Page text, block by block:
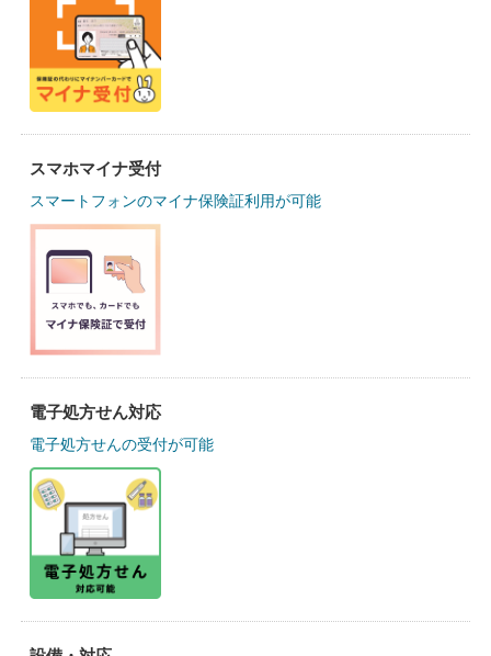
スマホマイナ受付
スマートフォンのマイナ保険証利用が可能
電子処方せん対応
電子処方せんの受付が可能